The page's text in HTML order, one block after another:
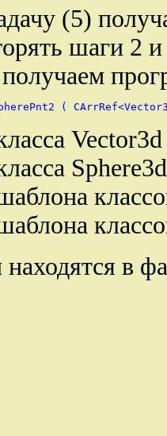
(5)
шаги 2
получаем
в